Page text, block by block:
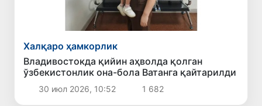
Халқаро ҳамкорлик
Владивостокда қийин аҳволда қолган
ўзбекистонлик она-бола Ватанга қайтарилди
30 июл 2026, 10:52 1 682